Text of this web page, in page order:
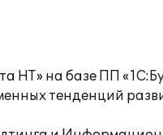
НТ» на базе ПП
тенденций